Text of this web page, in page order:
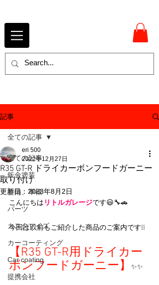
記事
全ての記事
鈑金塗装
整備、車検
パーツ
カスタマイズ
カーコーティング
Car coating
提携会社
全ての記事
R35 GT-R ドライカーボンフードガーニー
取り付け
eri 500
2022年12月27日
更新日： 2023年8月2日
こんにちは リトルガレージです😃🔧🚗
今回は以前もご紹介した商品のご案内です❕❕
【R35 GT-R用ドライカー
ボンフードガーニー】
✨✨